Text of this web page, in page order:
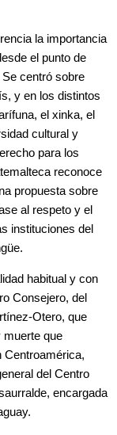
la importancia
el punto de
centró sobre
y en los distintos
el xinka, el
cultural y
para los
reconoce
propuesta sobre
al respeto y el
instituciones del
habitual y con
Consejero, del
Otero, que
muerte que
Centroamérica,
del Centro
encargada